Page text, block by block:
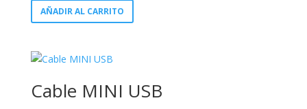
AÑADIR AL CARRITO
Cable MINI USB